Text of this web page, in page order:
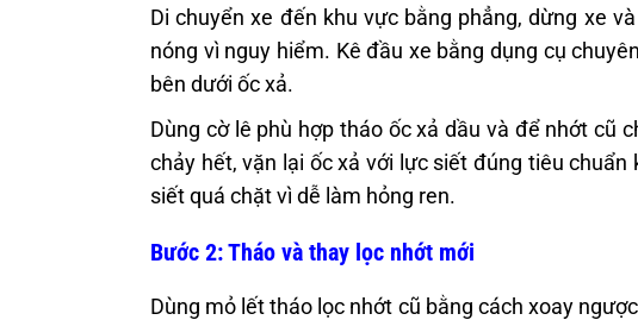
Di chuyển xe đến khu vực bằng phẳng, dừng xe
nóng vì nguy hiểm. Kê đầu xe bằng dụng cụ
bên dưới ốc xả.
Dùng cờ lê phù hợp tháo ốc xả dầu và để nhớt cũ
chảy hết, vặn lại ốc xả với lực siết đúng tiêu
siết quá chặt vì dễ làm hỏng ren.
Bước 2: Tháo và thay lọc nhớt mới
Dùng mỏ lết tháo lọc nhớt cũ bằng cách xoay